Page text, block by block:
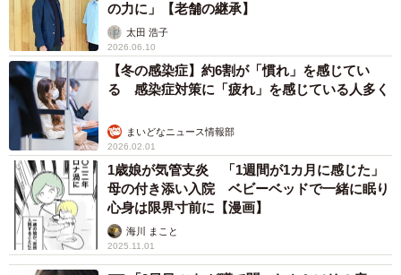
の力に」【老舗の継承】
太田 浩子
2026.06.10
【冬の感染症】約6割が「慣れ」を感じてい
る 感染症対策に「疲れ」を感じている人多く
まいどなニュース情報部
2026.02.01
1歳娘が気管支炎 「1週間が1カ月に感じた」
母の付き添い入院 ベビーベッドで一緒に眠り
心身は限界寸前に【漫画】
海川 まこと
2025.11.01